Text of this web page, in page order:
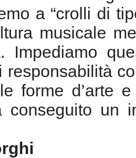
a “crolli di
musicale
Impediamo
responsabilità
forme d’arte
conseguito un